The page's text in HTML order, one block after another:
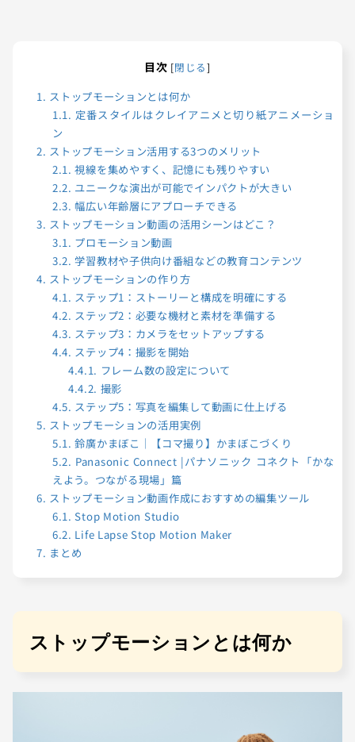
目次 [閉じる]
1. ストップモーションとは何か
1.1. 定番スタイルはクレイアニメと切り紙アニメーショ
ン
2. ストップモーション活用する3つのメリット
2.1. 視線を集めやすく、記憶にも残りやすい
2.2. ユニークな演出が可能でインパクトが大きい
2.3. 幅広い年齢層にアプローチできる
3. ストップモーション動画の活用シーンはどこ？
3.1. プロモーション動画
3.2. 学習教材や子供向け番組などの教育コンテンツ
4. ストップモーションの作り方
4.1. ステップ1：ストーリーと構成を明確にする
4.2. ステップ2：必要な機材と素材を準備する
4.3. ステップ3：カメラをセットアップする
4.4. ステップ4：撮影を開始
4.4.1. フレーム数の設定について
4.4.2. 撮影
4.5. ステップ5：写真を編集して動画に仕上げる
5. ストップモーションの活用実例
5.1. 鈴廣かまぼこ｜【コマ撮り】かまぼこづくり
5.2. Panasonic Connect |パナソニック コネクト「かな
えよう。つながる現場」篇
6. ストップモーション動画作成におすすめの編集ツール
6.1. Stop Motion Studio
6.2. Life Lapse Stop Motion Maker
7. まとめ
ストップモーションとは何か